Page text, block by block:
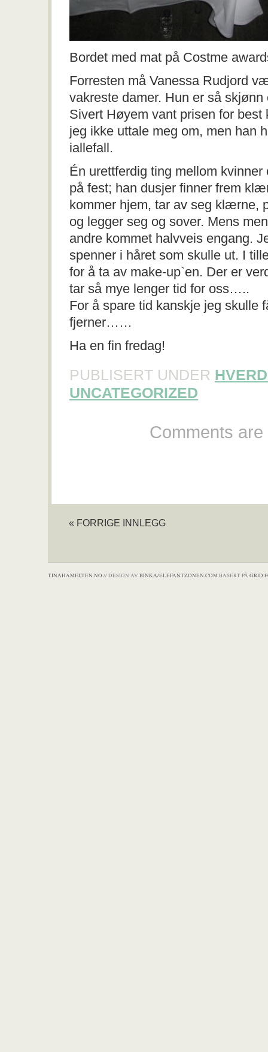
Bordet med mat på Costme
Forresten må Vanessa Rudjord
vakreste damer. Hun er så skjønn
Sivert Høyem vant prisen for best
jeg ikke uttale meg om, men han
iallefall.
Én urettferdig ting mellom
på fest; han dusjer finner frem
kommer hjem, tar av seg klærne,
og legger seg og sover. Mens
andre kommet halvveis engang.
spenner i håret som skulle ut. I
for å ta av make-up`en. Der er
tar så mye lenger tid for oss…..
For å spare tid kanskje jeg skulle
fjerner……
Ha en fin fredag!
PUBLISERT UNDER
UNCATEGORIZED
Comments
« FORRIGE INNLEGG
TINAHAMELTEN.NO // DESIGN AV BINKA/ELEFANTZONEN.COMBASERT PÅ GRID